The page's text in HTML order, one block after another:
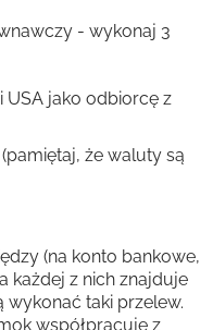
- wykonaj 3
USA jako odbiorcę z
że waluty są
(na konto bankowe,
każdej z nich znajduje
taki przelew.
współpracuje z